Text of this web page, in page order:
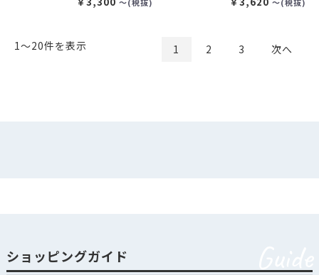
1〜20件を表示 1 2 3 次へ
ショッピングガイド